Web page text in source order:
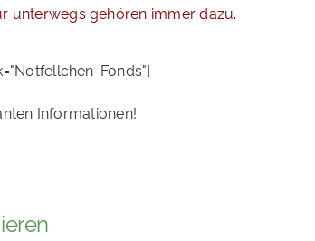
unterwegs gehören immer dazu.
Fonds"]
Informationen!